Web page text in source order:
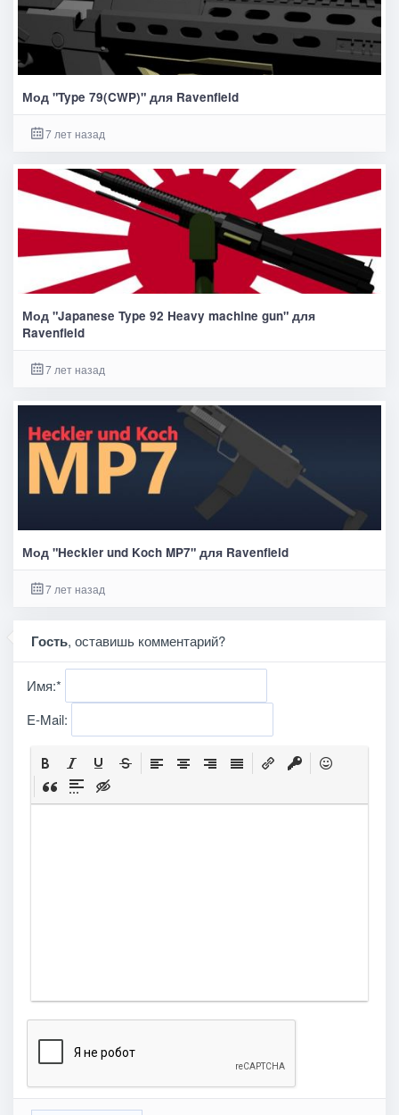
Мод "Type 79(CWP)" для Ravenfield
7 лет назад
Мод "Japanese Type 92 Heavy machine gun" для
Ravenfield
7 лет назад
Мод "Heckler und Koch MP7" для Ravenfield
7 лет назад
Гость, оставишь комментарий?
Имя:*
E-Mail: